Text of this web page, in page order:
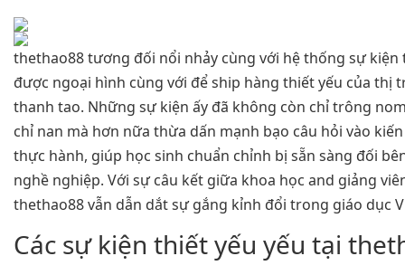
thethao88 tương đối nổi nhảy cùng với hệ thống sự kiện
được ngoại hình cùng với để ship hàng thiết yếu của thị
thanh tao. Những sự kiện ấy đã không còn chỉ trông
chỉ nan mà hơn nữa thừa dấn mạnh bạo câu hỏi vào
thực hành, giúp học sinh chuẩn chỉnh bị sẵn sàng đối
nghề nghiệp. Với sự câu kết giữa khoa học and giảng
thethao88 vẫn dẫn dắt sự gắng kỉnh đổi trong giáo dục
Các sự kiện thiết yếu yếu tại